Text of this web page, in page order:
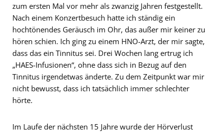
zum ersten Mal vor mehr als zwanzig Jahren festgestellt.
Nach einem Konzertbesuch hatte ich ständig ein
hochtönendes Geräusch im Ohr, das außer mir keiner zu
hören schien. Ich ging zu einem HNO-Arzt, der mir sagte,
dass das ein Tinnitus sei. Drei Wochen lang ertrug ich
„HAES-Infusionen“, ohne dass sich in Bezug auf den
Tinnitus irgendetwas änderte. Zu dem Zeitpunkt war mir
nicht bewusst, dass ich tatsächlich immer schlechter
hörte.
Im Laufe der nächsten 15 Jahre wurde der Hörverlust